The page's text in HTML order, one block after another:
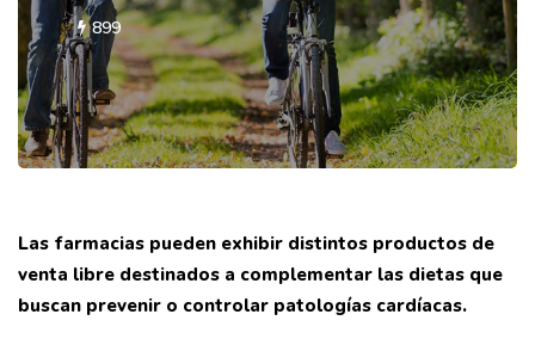
899
Las farmacias pueden exhibir distintos productos de
venta libre destinados a complementar las dietas que
buscan prevenir o controlar patologías cardíacas.